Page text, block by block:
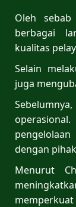
Oleh
berbagai
kualitas
Selain
juga
dengan
Menurut